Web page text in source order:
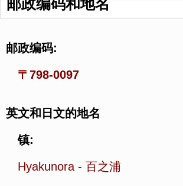
邮政编码和地名
邮政编码:
〒798-0097
英文和日文的地名
镇:
Hyakunora - 百之浦